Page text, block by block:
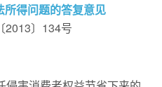
所得问题的答复意见
2013〕134号